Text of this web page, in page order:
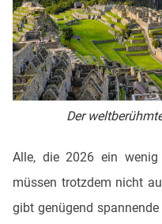
Der
Alle, die 2026 ein
müssen trotzdem nicht
gibt genügend